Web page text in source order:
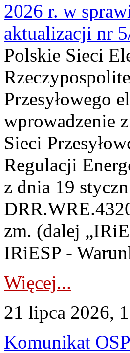
2026 r. w
aktualizacji nr
Polskie Sieci
Przesyłowego
wprowadzenie
Sieci
Regulacji
z dnia 19
zm. (dalej
IRiESP -
Więcej...
21 lipca 2026,
Komunikat